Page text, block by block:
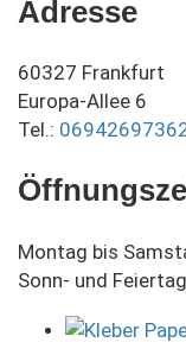
Adresse
60327 Frankfurt
Europa-Allee 6
Tel.:
Montag bis
Sonn- und